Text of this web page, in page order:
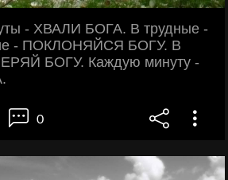
- ХВАЛИ БОГА. В трудные -
- ПОКЛОНЯЙСЯ БОГУ. В
БОГУ. Каждую минуту -
0